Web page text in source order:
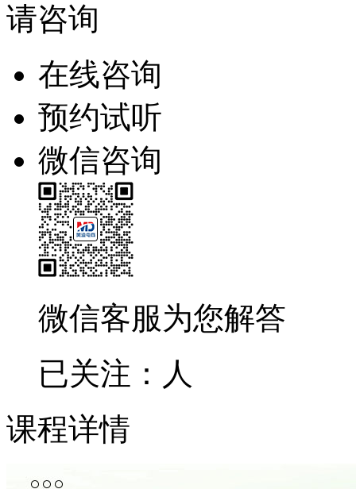
请咨询
在线咨询
预约试听
微信咨询
微信客服为您解答
已关注： 人
课程详情